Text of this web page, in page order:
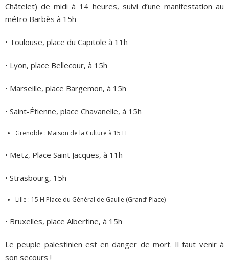
Châtelet) de midi à 14 heures, suivi d’une manifestation au
métro Barbès à 15h
• Toulouse, place du Capitole à 11h
• Lyon, place Bellecour, à 15h
• Marseille, place Bargemon, à 15h
• Saint-Étienne, place Chavanelle, à 15h
Grenoble : Maison de la Culture à 15 H
• Metz, Place Saint Jacques, à 11h
• Strasbourg, 15h
Lille : 15 H Place du Général de Gaulle (Grand’ Place)
• Bruxelles, place Albertine, à 15h
Le peuple palestinien est en danger de mort. Il faut venir à
son secours !